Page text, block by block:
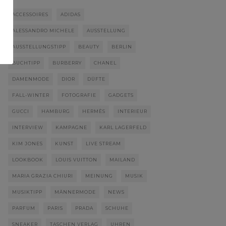
ACCESSOIRES ADIDAS
ALESSANDRO MICHELE AUSSTELLUNG
AUSSTELLUNGSTIPP BEAUTY BERLIN
BUCHTIPP BURBERRY CHANEL
DAMENMODE DIOR DÜFTE
FALL-WINTER FOTOGRAFIE GADGETS
GUCCI HAMBURG HERMÈS INTERIEUR
INTERVIEW KAMPAGNE KARL LAGERFELD
KIM JONES KUNST LIVE STREAM
LOOKBOOK LOUIS VUITTON MAILAND
MARIA GRAZIA CHIURI MEINUNG MUSIK
MUSIKTIPP MÄNNERMODE NEWS
PARFUM PARIS PRADA SCHUHE
SNEAKER TASCHEN VERLAG UHREN